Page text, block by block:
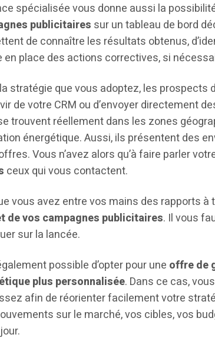
spécialisée vous donne aussi la
publicitaires sur un tableau de bord
de connaître les résultats obtenus,
en place des actions correctives, si
stratégie que vous adoptez, les
de votre CRM ou d’envoyer directement
trouvent réellement dans les zones
énergétique. Aussi, ils présentent des
Vous n’avez alors qu’à faire parler
ceux qui vous contactent.
vous avez entre vos mains des rapports à
de vos campagnes publicitaires. Il vous
sur la lancée.
possible d’opter pour une offre de
plus personnalisée. Dans ce cas,
afin de réorienter facilement votre
sur le marché, vos cibles, vos